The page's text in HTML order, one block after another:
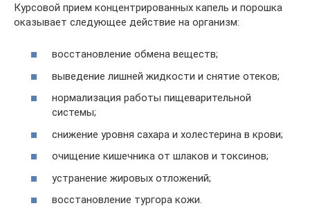
Курсовой прием концентрированных капель и порошка
оказывает следующее действие на организм:
восстановление обмена веществ;
выведение лишней жидкости и снятие отеков;
нормализация работы пищеварительной
системы;
снижение уровня сахара и холестерина в крови;
очищение кишечника от шлаков и токсинов;
устранение жировых отложений;
восстановление тургора кожи.